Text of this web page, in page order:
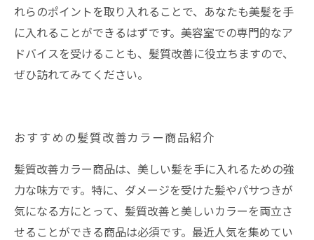
れらのポイントを取り入れることで、あなたも美髪を手
に入れることができるはずです。美容室での専門的なア
ドバイスを受けることも、髪質改善に役立ちますので、
ぜひ訪れてみてください。
おすすめの髪質改善カラー商品紹介
髪質改善カラー商品は、美しい髪を手に入れるための強
力な味方です。特に、ダメージを受けた髪やパサつきが
気になる方にとって、髪質改善と美しいカラーを両立さ
せることができる商品は必須です。最近人気を集めてい